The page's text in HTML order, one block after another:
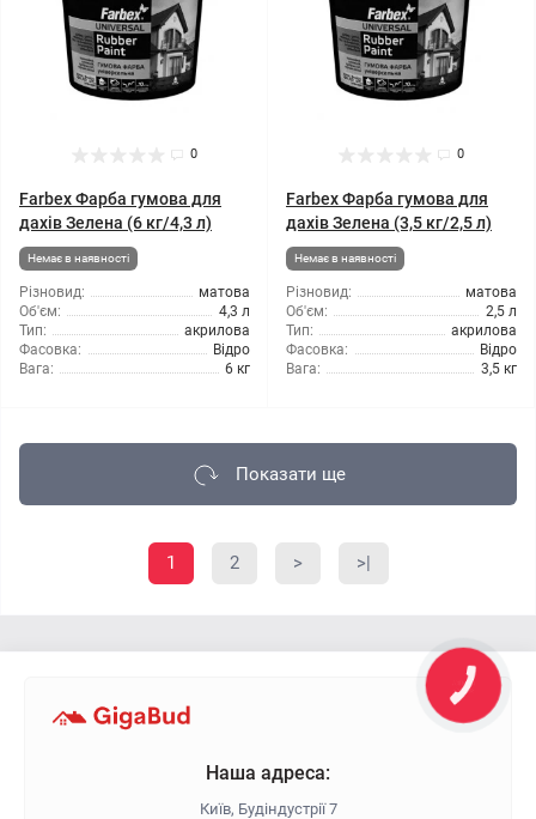
0
Farbex Фарба гумова для
дахів Зелена (6 кг/4,3 л)
Немає в наявності
Різновид:
матова
Об'єм:
4,3 л
Тип:
акрилова
Фасовка:
Відро
Вага:
6 кг
0
Farbex Фарба гумова для
дахів Зелена (3,5 кг/2,5 л)
Немає в наявності
Різновид:
матова
Об'єм:
2,5 л
Тип:
акрилова
Фасовка:
Відро
Вага:
3,5 кг
Показати ще
1 2 > >|
Наша адреса:
Київ, Будіндустрії 7
КНОПКА
ЗВ'ЯЗКУ